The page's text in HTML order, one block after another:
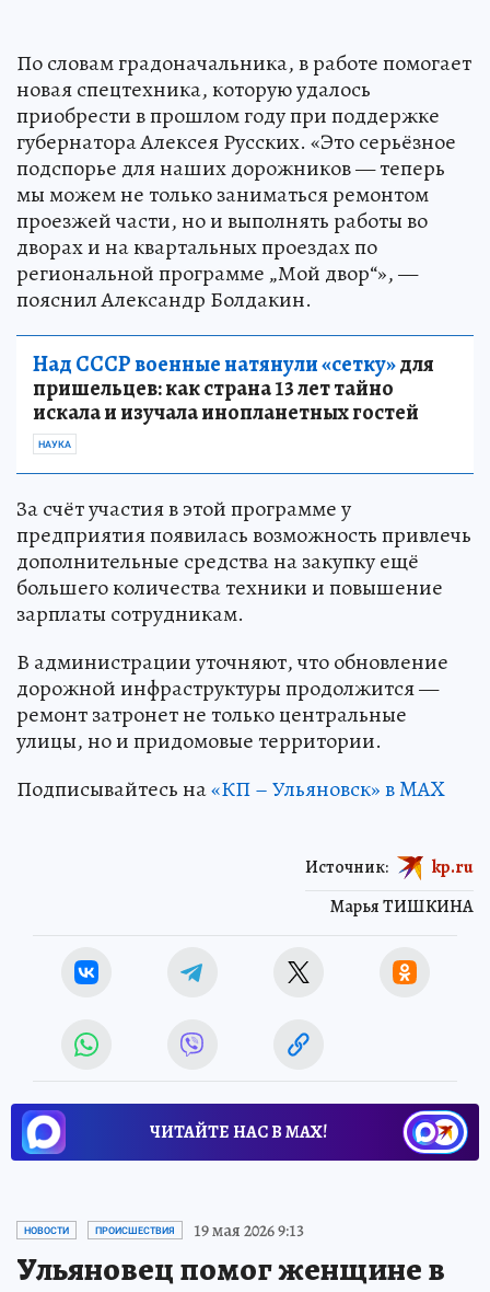
По словам градоначальника, в работе помогает
новая спецтехника, которую удалось
приобрести в прошлом году при поддержке
губернатора Алексея Русских. «Это серьёзное
подспорье для наших дорожников — теперь
мы можем не только заниматься ремонтом
проезжей части, но и выполнять работы во
дворах и на квартальных проездах по
региональной программе „Мой двор“», —
пояснил Александр Болдакин.
Над СССР военные натянули «сетку»для
пришельцев: как страна 13 лет тайно
искала и изучала инопланетных гостей
НАУКА
За счёт участия в этой программе у
предприятия появилась возможность привлечь
дополнительные средства на закупку ещё
большего количества техники и повышение
зарплаты сотрудникам.
В администрации уточняют, что обновление
дорожной инфраструктуры продолжится —
ремонт затронет не только центральные
улицы, но и придомовые территории.
Подписывайтесь на«КП – Ульяновск» в MAX
Марья ТИШКИНА
Источник: kp.ru
ЧИТАЙТЕ НАС В МАХ!
НОВОСТИ ПРОИСШЕСТВИЯ 19 мая 2026 9:13
Ульяновец помог женщине в